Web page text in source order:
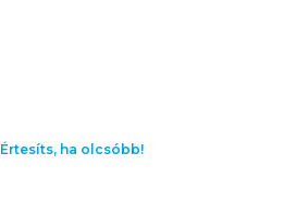
Értesíts, ha olcsóbb!